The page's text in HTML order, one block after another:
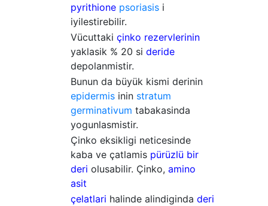
pyrithione psoriasis i
iyilestirebilir.
Vücuttaki çinko rezervlerinin
yaklasik % 20 si deride
depolanmistir.
Bunun da büyük kismi derinin
epidermis inin stratum
germinativum tabakasinda
yogunlasmistir.
Çinko eksikligi neticesinde
kaba ve çatlamis pürüzlü bir
deri olusabilir. Çinko, amino
asit
çelatlari halinde alindiginda deri